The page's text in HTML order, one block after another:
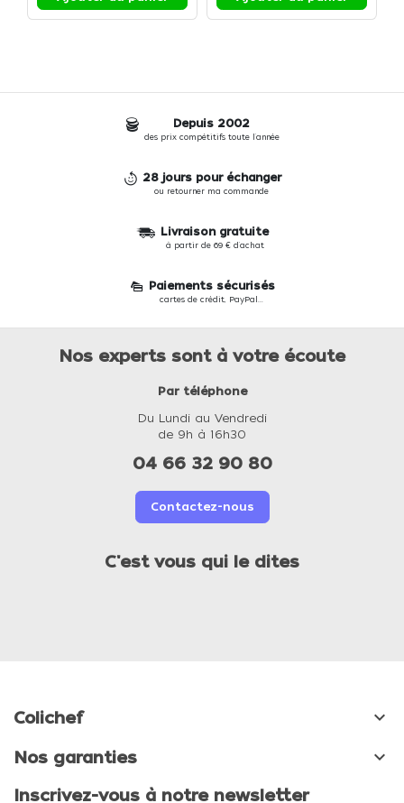
Depuis 2002
des prix compétitifs toute l'année
28 jours pour échanger
ou retourner ma commande
Livraison gratuite
à partir de 69 € d'achat
Paiements sécurisés
cartes de crédit, PayPal...
Nos experts sont à votre écoute
Par téléphone
Du Lundi au Vendredi
de 9h à 16h30
04 66 32 90 80
Contactez-nous
C'est vous qui le dites
Colichef 
Nos garanties 
Inscrivez-vous à notre newsletter